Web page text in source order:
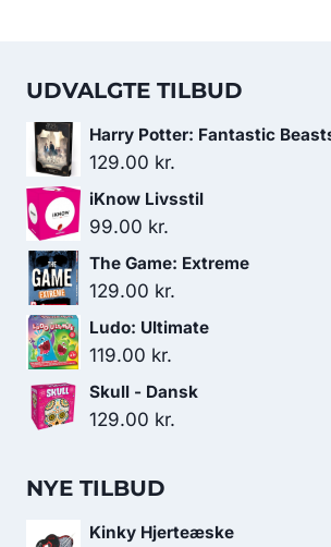
UDVALGTE TILBUD
Harry Potter: Fantastic
129.00 kr.
iKnow Livsstil
99.00 kr.
The Game: Extreme
129.00 kr.
Ludo: Ultimate
119.00 kr.
Skull - Dansk
129.00 kr.
NYE TILBUD
Kinky Hjerteæske